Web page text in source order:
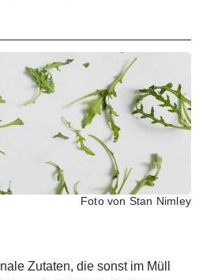
Foto von Stan Nimley
Zutaten, die sonst im Müll